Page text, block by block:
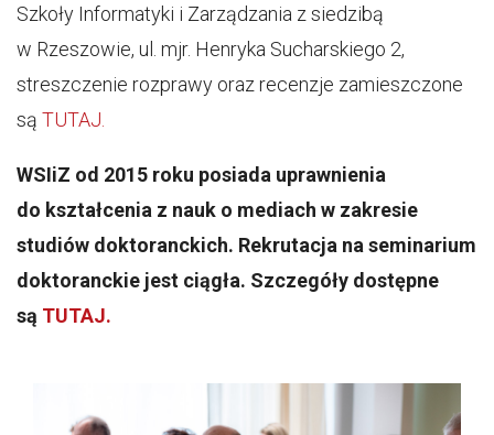
Szkoły Informatyki i Zarządzania z siedzibą
w Rzeszowie, ul. mjr. Henryka Sucharskiego 2,
streszczenie rozprawy oraz recenzje zamieszczone
są TUTAJ.
WSIiZ od 2015 roku posiada uprawnienia
do kształcenia z nauk o mediach w zakresie
studiów doktoranckich. Rekrutacja na seminarium
doktoranckie jest ciągła. Szczegóły dostępne
są TUTAJ.